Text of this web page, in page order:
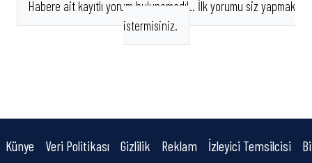
Habere ait kayıtlı yorum bulunamadı!.. İlk yorumu siz yapmak
istermisiniz.
Künye Veri Politikası Gizlilik Reklam İzleyici Temsilcisi